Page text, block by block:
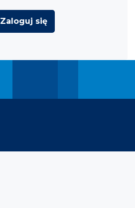
Zaloguj się